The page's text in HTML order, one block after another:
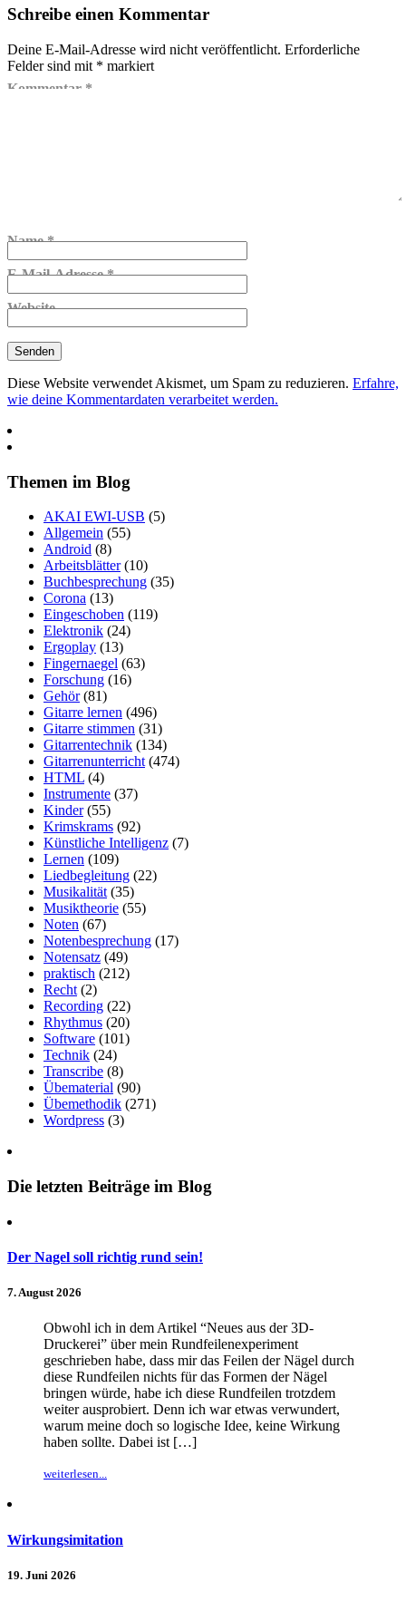
Schreibe einen Kommentar
Deine E-Mail-Adresse wird nicht veröffentlicht. Erforderliche
Felder sind mit * markiert
Kommentar *
Name*
E-Mail-Adresse*
Website
Diese Website verwendet Akismet, um Spam zu reduzieren. Erfahre,
wie deine Kommentardaten verarbeitet werden.
Themen im Blog
AKAI EWI-USB (5)
Allgemein (55)
Android (8)
Arbeitsblätter(10)
Buchbesprechung (35)
Corona (13)
Eingeschoben (119)
Elektronik (24)
Ergoplay (13)
Fingernaegel (63)
Forschung (16)
Gehör(81)
Gitarre lernen (496)
Gitarre stimmen (31)
Gitarrentechnik (134)
Gitarrenunterricht (474)
HTML (4)
Instrumente (37)
Kinder(55)
Krimskrams (92)
Künstliche Intelligenz (7)
Lernen (109)
Liedbegleitung (22)
Musikalität (35)
Musiktheorie (55)
Noten (67)
Notenbesprechung (17)
Notensatz (49)
praktisch (212)
Recht (2)
Recording (22)
Rhythmus (20)
Software (101)
Technik (24)
Transcribe (8)
Übematerial (90)
Übemethodik (271)
Wordpress (3)
Die letzten Beiträge im Blog
Der Nagel soll richtig rund sein!
7. August 2026
Obwohl ich in dem Artikel “Neues aus der 3D-
Druckerei” über mein Rundfeilenexperiment
geschrieben habe, dass mir das Feilen der Nägel durch
diese Rundfeilen nichts für das Formen der Nägel
bringen würde, habe ich diese Rundfeilen trotzdem
weiter ausprobiert. Denn ich war etwas verwundert,
warum meine doch so logische Idee, keine Wirkung
haben sollte. Dabei ist […]
weiterlesen...
Wirkungsimitation
19. Juni 2026